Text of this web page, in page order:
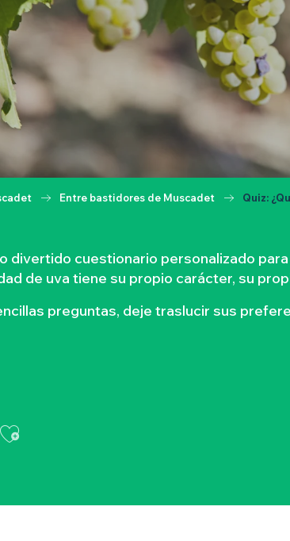
Entre bastidores de Muscadet Quiz:
divertido cuestionario personalizado
de uva tiene su propio carácter, su
preguntas, deje traslucir sus
Ajouter aux favoris